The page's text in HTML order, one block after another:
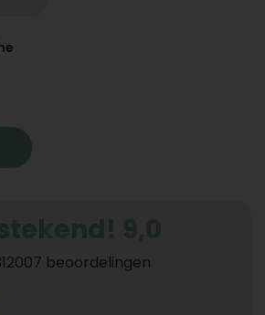
beoordelingen